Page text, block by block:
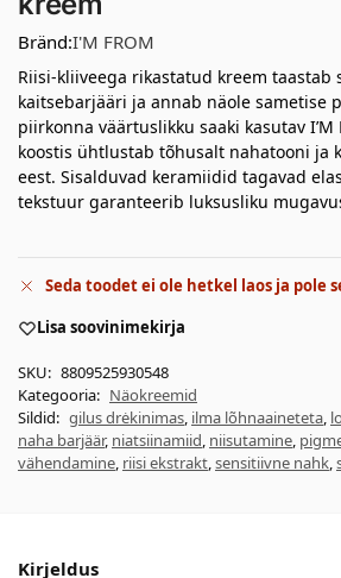
Bränd:I'M FROM
Riisi-kliiveega rikastatud kreem
kaitsebarjääri ja annab näole sametise
piirkonna väärtuslikku saaki kasutav I’M
koostis ühtlustab tõhusalt nahatooni ja
eest. Sisalduvad keramiidid tagavad
tekstuur garanteerib luksusliku
Seda toodet ei ole hetkel laos ja pole
Lisa soovinimekirja
SKU: 8809525930548
Kategooria: Näokreemid
Sildid: gilus drėkinimas, ilma lõhnaaineteta,
naha barjäär, niatsiinamiid, niisutamine,
vähendamine, riisi ekstrakt,sensitiivne nahk,
Kirjeldus